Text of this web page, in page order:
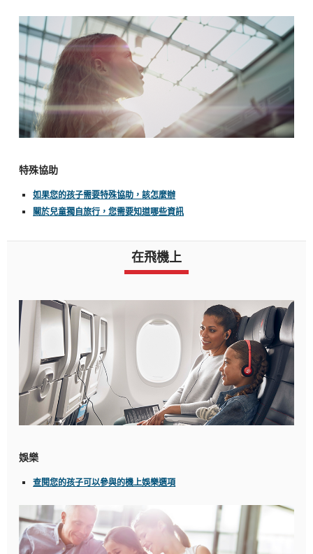
特殊協助
如果您的孩子需要特殊協助，該怎麼辦
關於兒童獨自旅行，您需要知道哪些資訊
在飛機上
娛樂
查閱您的孩子可以參與的機上娛樂選項